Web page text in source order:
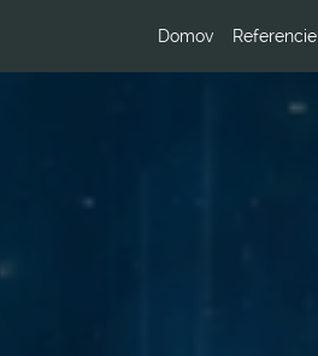
Domov Referencie